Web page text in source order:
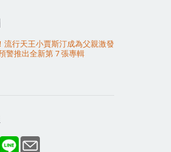
流行天王小賈斯汀成為父親激發
警推出全新第 7 張專輯